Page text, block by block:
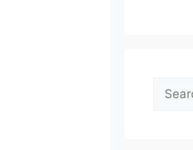
Search
for: